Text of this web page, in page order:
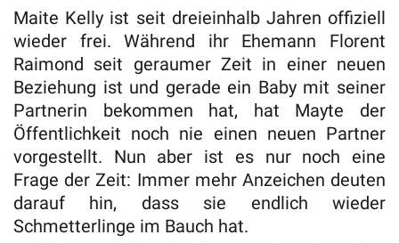
Maite Kelly ist seit dreieinhalb Jahren offiziell
wieder frei. Während ihr Ehemann Florent
Raimond seit geraumer Zeit in einer neuen
Beziehung ist und gerade ein Baby mit seiner
Partnerin bekommen hat, hat Mayte der
Öffentlichkeit noch nie einen neuen Partner
vorgestellt. Nun aber ist es nur noch eine
Frage der Zeit: Immer mehr Anzeichen deuten
darauf hin, dass sie endlich wieder
Schmetterlinge im Bauch hat.